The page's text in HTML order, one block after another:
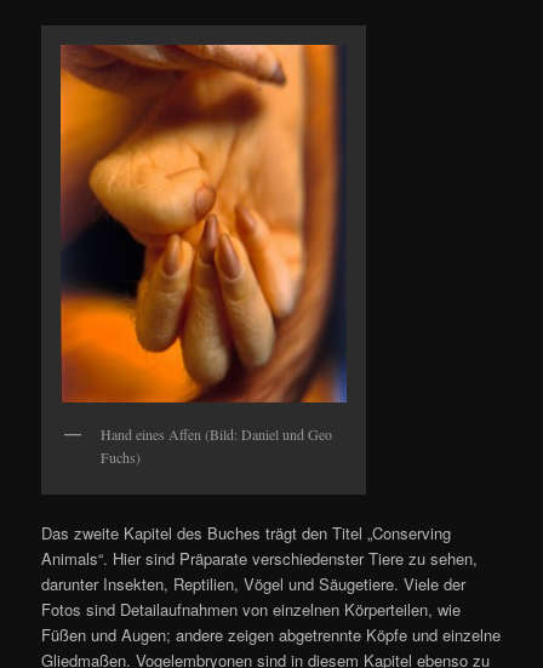
Hand eines Affen (Bild: Daniel und Geo
Fuchs)
Das zweite Kapitel des Buches trägt den Titel „Conserving
Animals“. Hier sind Präparate verschiedenster Tiere zu sehen,
darunter Insekten, Reptilien, Vögel und Säugetiere. Viele der
Fotos sind Detailaufnahmen von einzelnen Körperteilen, wie
Füßen und Augen; andere zeigen abgetrennte Köpfe und einzelne
Gliedmaßen. Vogelembryonen sind in diesem Kapitel ebenso zu